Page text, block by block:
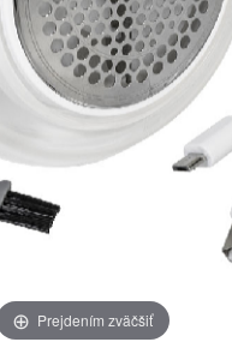
Prejdením zväčšiť